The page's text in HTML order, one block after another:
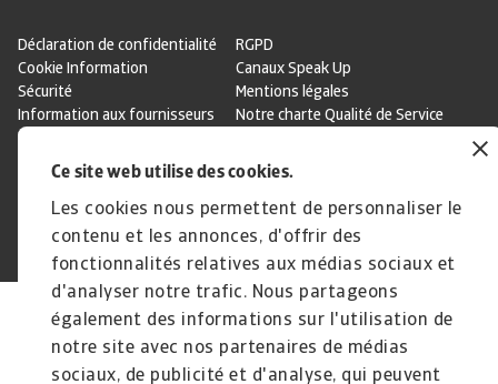
Ce site web utilise des cookies.
Les cookies nous permettent de personnaliser le
contenu et les annonces, d'offrir des
fonctionnalités relatives aux médias sociaux et
d'analyser notre trafic. Nous partageons
également des informations sur l'utilisation de
notre site avec nos partenaires de médias
sociaux, de publicité et d'analyse, qui peuvent
Déclaration de confidentialité
RGPD
Cookie Information
Canaux Speak Up
Sécurité
Mentions légales
Information aux fournisseurs
Notre charte Qualité de Service
Disclaimer
© Atradius N.V. 2004 - 2026